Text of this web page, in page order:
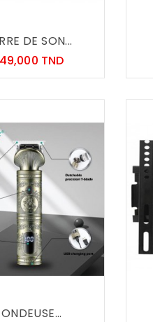
DE SON...
TNDPrix